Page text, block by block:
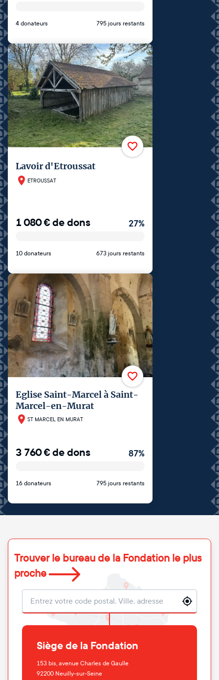
4 donateurs 795 jours restants
Lavoir d'Etroussat
ETROUSSAT
1 080€de dons 27%
10 donateurs 673 jours restants
Eglise Saint-Marcel à Saint-
Marcel-en-Murat
ST MARCEL EN MURAT
3 760€de dons 87%
16 donateurs 795 jours restants
Trouver le bureau de la Fondation le plus
proche
Localisation
Siège de la Fondation
153 bis, avenue Charles de Gaulle
92200 Neuilly-sur-Seine